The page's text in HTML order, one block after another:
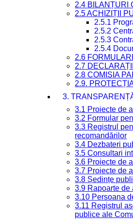
2.4 BILANȚURI
2.5 ACHIZIȚII
2.5.1
2.5.2
2.5.3
2.5.4
2.6
2.7
2.8 COMISIA
2.9.
3.
3.1 Proiecte de
3.2 Formular
3.3 Registrul
recomandărilor
3.4 Dezbateri
3.5 Consultari
3.6 Proiecte de
3.7 Proiecte de
3.8 Ședințe
3.9 Rapoarte de
3.10 Persoana
3.11 Registrul
publice ale